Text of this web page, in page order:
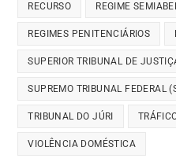
RECURSO REGIME
REGIMES PENITENCIÁRIOS
SUPERIOR TRIBUNAL DE
SUPREMO TRIBUNAL FEDERAL
TRIBUNAL DO JÚRI
VIOLÊNCIA DOMÉSTICA